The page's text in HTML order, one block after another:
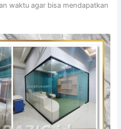
waktu agar bisa mendapatkan